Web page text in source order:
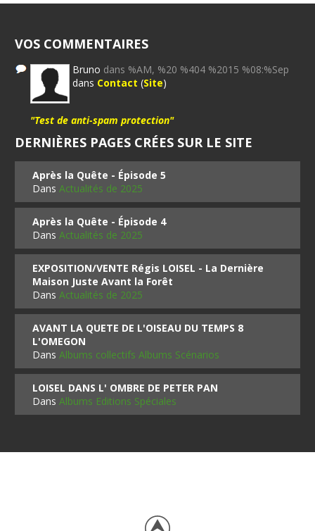
VOS COMMENTAIRES
Bruno dans %AM, %20 %404 %2015 %08:%Sep
dans Contact (Site)
"Test de anti-spam protection"
DERNIÈRES PAGES CRÉES SUR LE SITE
Après la Quête - Épisode 5
DansActualités de 2025
Après la Quête - Épisode 4
DansActualités de 2025
EXPOSITION/VENTE Régis LOISEL - La Dernière
Maison Juste Avant la Forêt
DansActualités de 2025
AVANT LA QUETE DE L'OISEAU DU TEMPS 8
L'OMEGON
DansAlbums collectifs Albums Scénarios
LOISEL DANS L' OMBRE DE PETER PAN
DansAlbums Editions Spéciales